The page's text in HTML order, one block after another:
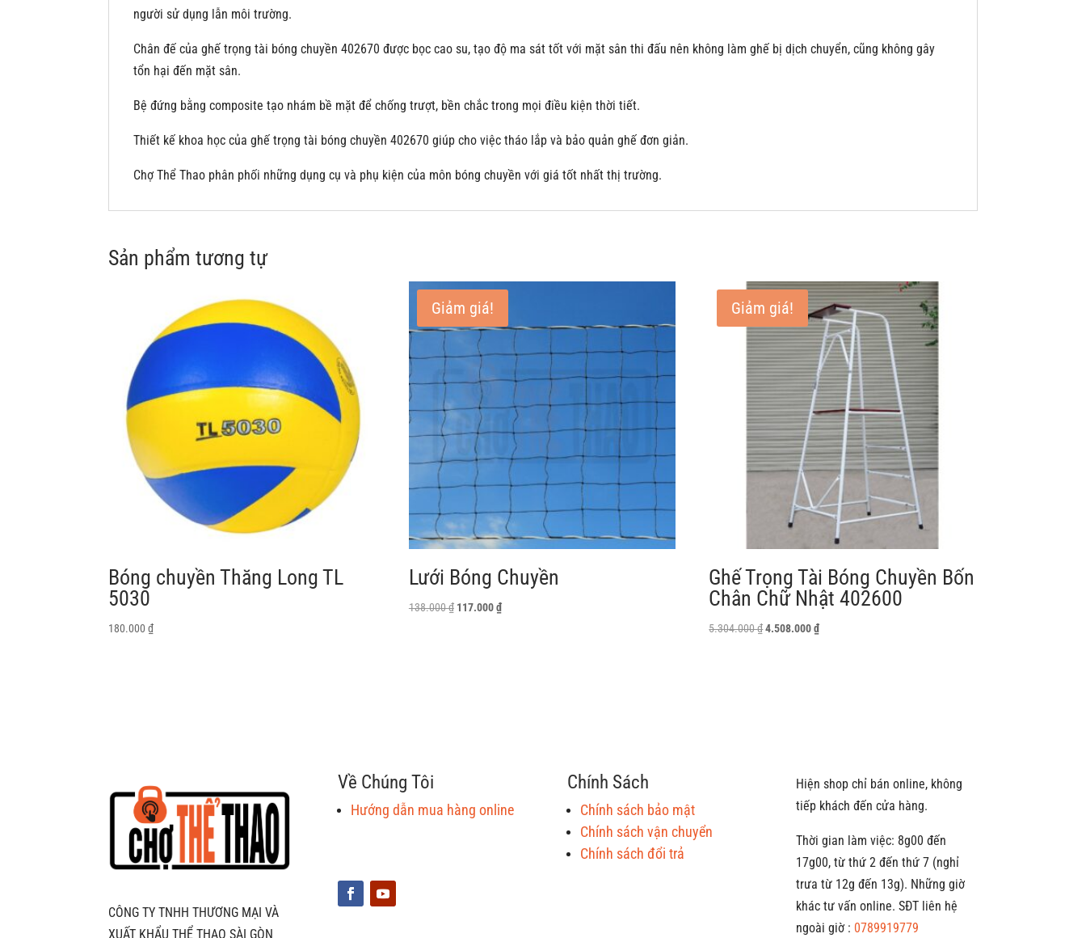
người sử dụng lẫn môi trường.
Chân đế của ghế trọng tài bóng chuyền 402670 được bọc cao su, tạo độ ma sát tốt với mặt sân thi đấu nên không làm ghế bị dịch chuyển, cũng không gây
tổn hại đến mặt sân.
Bệ đứng bằng composite tạo nhám bề mặt để chống trượt, bền chắc trong mọi điều kiện thời tiết.
Thiết kế khoa học của ghế trọng tài bóng chuyền 402670 giúp cho việc tháo lắp và bảo quản ghế đơn giản.
Chợ Thể Thao phân phối những dụng cụ và phụ kiện của môn bóng chuyền với giá tốt nhất thị trường.
Sản phẩm tương tự
Bóng chuyền Thăng Long TL
5030
180.000₫
Giảm giá!
Lưới Bóng Chuyền
138.000₫ Giá
117.000₫Giá
Giảm giá!
Ghế Trọng Tài Bóng Chuyền Bốn
Chân Chữ Nhật 402600
5.304.000₫Giá
4.508.000₫Giá
CÔNG TY TNHH THƯƠNG MẠI VÀ
XUẤT KHẨU THỂ THAO SÀI GÒN
Về Chúng Tôi
Hướng dẫn mua hàng online
Chính Sách
Chính sách bảo mật
Chính sách vận chuyển
Chính sách đổi trả
Hiện shop chỉ bán online, không
tiếp khách đến cửa hàng.
Thời gian làm việc: 8g00 đến
17g00, từ thứ 2 đến thứ 7 (nghỉ
trưa từ 12g đến 13g). Những giờ
khác tư vấn online. SĐT liên hệ
ngoài giờ : 0789919779